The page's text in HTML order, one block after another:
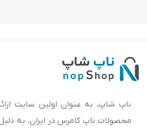
ناپ شاپ، به عنوان اولین سایت
محصولات ناپ کامرس در ایران، به